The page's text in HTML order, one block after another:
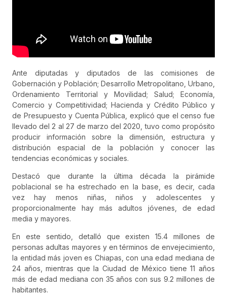
Ante diputadas y diputados de las comisiones de
Gobernación y Población; Desarrollo Metropolitano, Urbano,
Ordenamiento Territorial y Movilidad; Salud; Economía,
Comercio y Competitividad; Hacienda y Crédito Público y
de Presupuesto y Cuenta Pública, explicó que el censo fue
llevado del 2 al 27 de marzo del 2020, tuvo como propósito
producir información sobre la dimensión, estructura y
distribución espacial de la población y conocer las
tendencias económicas y sociales.
Destacó que durante la última década la pirámide
poblacional se ha estrechado en la base, es decir, cada
vez hay menos niñas, niños y adolescentes y
proporcionalmente hay más adultos jóvenes, de edad
media y mayores.
En este sentido, detalló que existen 15.4 millones de
personas adultas mayores y en términos de envejecimiento,
la entidad más joven es Chiapas, con una edad mediana de
24 años, mientras que la Ciudad de México tiene 11 años
más de edad mediana con 35 años con sus 9.2 millones de
habitantes.